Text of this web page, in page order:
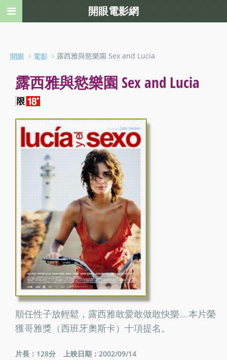
開眼 ﹥ 電影 ﹥露西雅與慾樂園 Sex and Lucia
露西雅與慾樂園 Sex and Lucia
順任性子放輕鬆，露西雅敢愛敢做敢快樂﹏本片榮
獲哥雅獎（西班牙奧斯卡）十項提名。
片長：128分 上映日期：2002/09/14
開眼電影網